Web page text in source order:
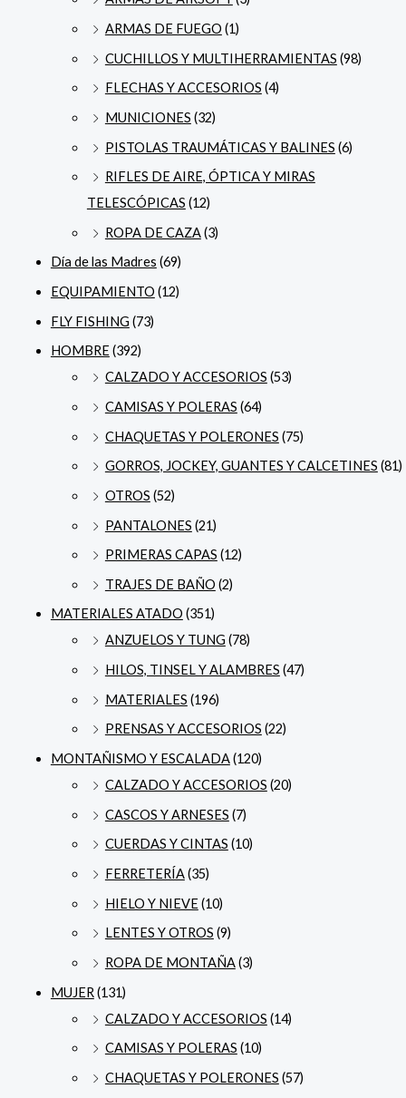
ARMAS DE FUEGO (1)
CUCHILLOS Y MULTIHERRAMIENTAS (98)
FLECHAS Y ACCESORIOS (4)
MUNICIONES (32)
PISTOLAS TRAUMÁTICAS Y BALINES (6)
RIFLES DE AIRE, ÓPTICA Y MIRAS
TELESCÓPICAS (12)
ROPA DE CAZA(3)
Día de las Madres (69)
EQUIPAMIENTO (12)
FLY FISHING (73)
HOMBRE(392)
CALZADO Y ACCESORIOS (53)
CAMISAS Y POLERAS (64)
CHAQUETAS Y POLERONES (75)
GORROS, JOCKEY, GUANTES Y CALCETINES (81)
OTROS (52)
PANTALONES (21)
PRIMERAS CAPAS (12)
TRAJES DE BAÑO (2)
MATERIALES ATADO (351)
ANZUELOS Y TUNG (78)
HILOS, TINSEL Y ALAMBRES (47)
MATERIALES (196)
PRENSAS Y ACCESORIOS (22)
MONTAÑISMO Y ESCALADA(120)
CALZADO Y ACCESORIOS (20)
CASCOS Y ARNESES (7)
CUERDAS Y CINTAS (10)
FERRETERÍA(35)
HIELO Y NIEVE(10)
LENTES Y OTROS (9)
ROPA DE MONTAÑA(3)
MUJER(131)
CALZADO Y ACCESORIOS (14)
CAMISAS Y POLERAS (10)
CHAQUETAS Y POLERONES (57)